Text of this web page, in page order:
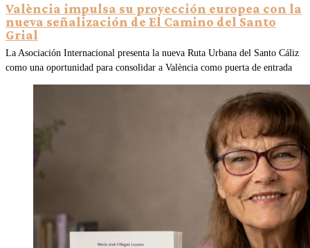
València impulsa su proyección europea con la
nueva señalización de El Camino del Santo
Grial
La Asociación Internacional presenta la nueva Ruta Urbana del Santo Cáliz
como una oportunidad para consolidar a València como puerta de entrada